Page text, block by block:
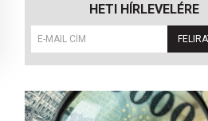
HETI HÍRLEVELÉRE